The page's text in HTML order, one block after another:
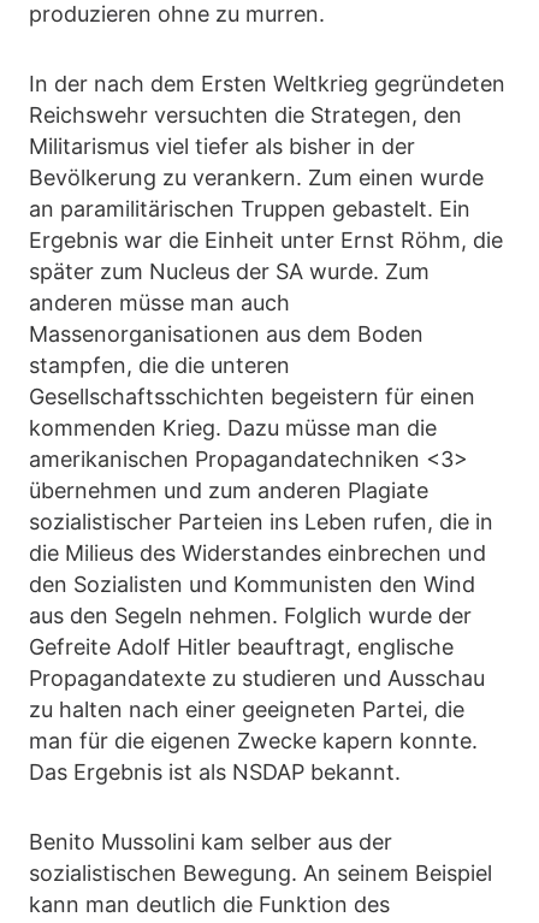
produzieren ohne zu murren.
In der nach dem Ersten Weltkrieg gegründeten
Reichswehr versuchten die Strategen, den
Militarismus viel tiefer als bisher in der
Bevölkerung zu verankern. Zum einen wurde
an paramilitärischen Truppen gebastelt. Ein
Ergebnis war die Einheit unter Ernst Röhm, die
später zum Nucleus der SA wurde. Zum
anderen müsse man auch
Massenorganisationen aus dem Boden
stampfen, die die unteren
Gesellschaftsschichten begeistern für einen
kommenden Krieg. Dazu müsse man die
amerikanischen Propagandatechniken <3>
übernehmen und zum anderen Plagiate
sozialistischer Parteien ins Leben rufen, die in
die Milieus des Widerstandes einbrechen und
den Sozialisten und Kommunisten den Wind
aus den Segeln nehmen. Folglich wurde der
Gefreite Adolf Hitler beauftragt, englische
Propagandatexte zu studieren und Ausschau
zu halten nach einer geeigneten Partei, die
man für die eigenen Zwecke kapern konnte.
Das Ergebnis ist als NSDAP bekannt.
Benito Mussolini kam selber aus der
sozialistischen Bewegung. An seinem Beispiel
kann man deutlich die Funktion des